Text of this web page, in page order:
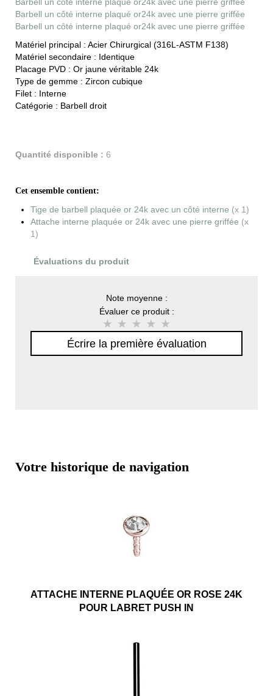
Barbell un côté interne plaqué or24k avec une pierre griffée
Barbell un côté interne plaqué or24k avec une pierre griffée
Barbell un côté interne plaqué or24k avec une pierre griffée
Matériel principal : Acier Chirurgical (316L-ASTM F138)
Matériel secondaire : Identique
Placage PVD : Or jaune véritable 24k
Type de gemme : Zircon cubique
Filet : Interne
Catégorie : Barbell droit
Quantité disponible : 6
Cet ensemble contient:
Tige de barbell plaquée or 24k avec un côté interne (x 1)
Attache interne plaquée or 24k avec une pierre griffée (x
1)
Évaluations du produit
Note moyenne :
Évaluer ce produit :
Écrire la première évaluation
Votre historique de navigation
ATTACHE INTERNE PLAQUÉE OR ROSE 24K
POUR LABRET PUSH IN